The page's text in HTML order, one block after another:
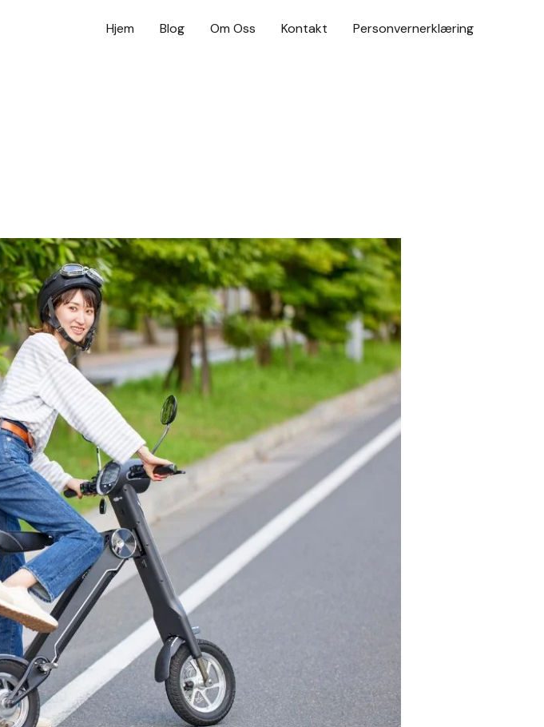
Hjem Blog Om Oss Kontakt Personvernerklæring